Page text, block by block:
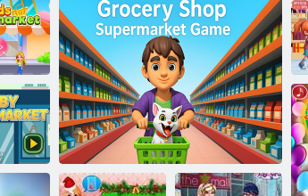
Dr. Prekybos
centras „Panda
Town“.
Vaikų prekybos
centras